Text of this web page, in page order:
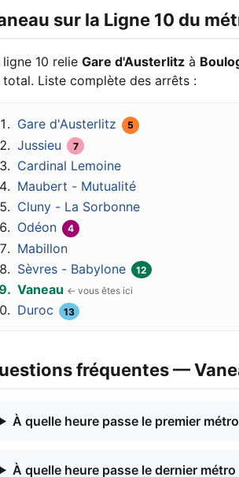
sur la Ligne 10 du
ligne 10 relie Gare d'Austerlitz à
total. Liste complète des arrêts :
Gare d'Austerlitz 5
Jussieu 7
Cardinal Lemoine
Maubert - Mutualité
Cluny - La Sorbonne
Odéon
4
Mabillon
Sèvres - Babylone
12
Vaneau
Duroc
13
fréquentes —
À quelle heure passe le premier
À quelle heure passe le dernier métro